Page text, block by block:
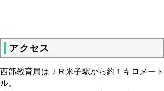
アクセス
西部教育局はＪＲ米子駅から約１キロメート
ル。